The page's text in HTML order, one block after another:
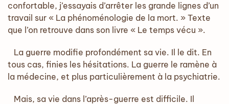
confortable, j’essayais d’arrêter les grande lignes d’un
travail sur « La phénoménologie de la mort. » Texte
que l’on retrouve dans son livre « Le temps vécu ».
La guerre modifie profondément sa vie. Il le dit. En
tous cas, finies les hésitations. La guerre le ramène à
la médecine, et plus particulièrement à la psychiatrie.
Mais, sa vie dans l’après-guerre est difficile. Il